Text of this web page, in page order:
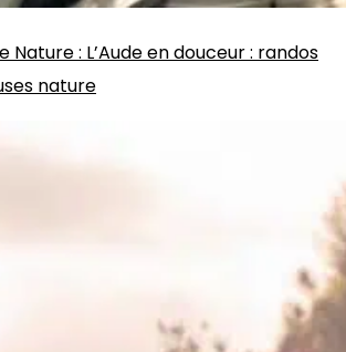
Nature: L’Aude en douceur : randos
nature